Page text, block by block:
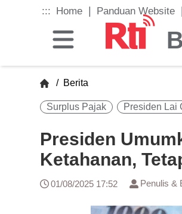
::: Home Panduan Website
/ Berita
Surplus Pajak Presiden Lai
Presiden
Ketahanan,
01/08/2025 17:52 Penulis &